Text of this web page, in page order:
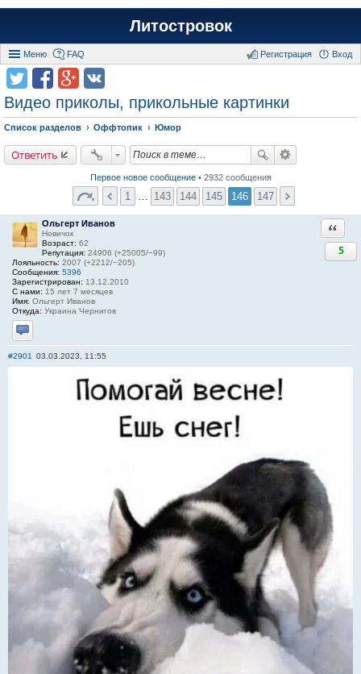
Литостровок
Меню FAQ Вход
Регистрация
Видео приколы, прикольные картинки
Список разделов Оффтопик Юмор
Ответить
Первое новое сообщение• 2932 сообщения
1 143 144 145 146 147
Ольгерт Иванов
Новичок
Возраст: 62
Репутация: 24906 (+25005/−99)
Лояльность: 2007 (+2212/−205)
Сообщения: 5396
Зарегистрирован: 13.12.2010
С нами: 15 лет 7 месяцев
Имя: Ольгерт Иванов
Откуда: Украина Чернигов
Отправить личное сообщение
5
#2901 03.03.2023, 11:55